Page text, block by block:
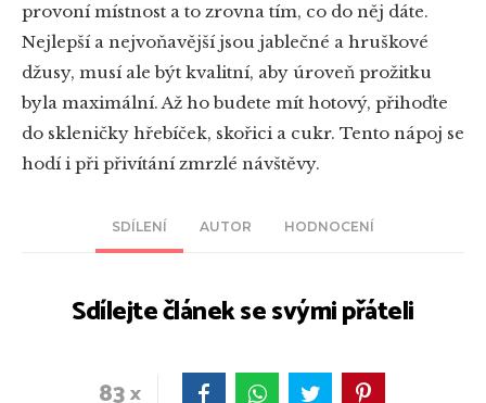
SDÍLENÍ AUTOR HODNOCENÍ
Sdílejte článek se svými přáteli
83
provoní místnost a to zrovna tím, co do něj dáte.
Nejlepší a nejvoňavější jsou jablečné a hruškové
džusy, musí ale být kvalitní, aby úroveň prožitku
byla maximální. Až ho budete mít hotový, přihoďte
do skleničky hřebíček, skořici a cukr. Tento nápoj se
hodí i při přivítání zmrzlé návštěvy.